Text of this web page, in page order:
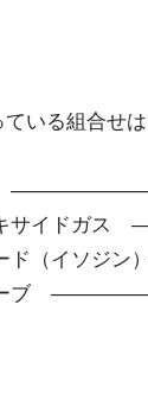
いる組合せは
キサイドガ
ード（イソ
ーブ